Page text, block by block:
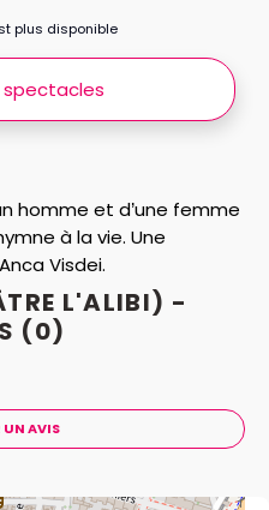
homme et d’une femme
à la vie. Une
Visdei.
plus disponible
spectacles
L'ALIBI) -
(0)
UN AVIS